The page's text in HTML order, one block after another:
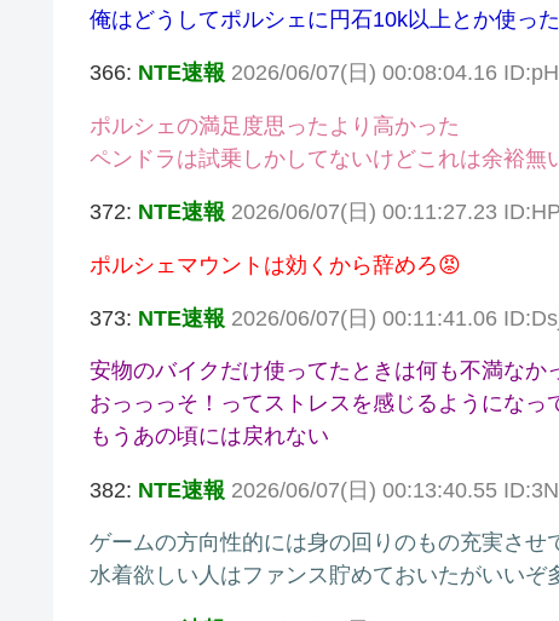
俺はどうしてポルシェに円石10k以上とか使っ
366: NTE速報 2026/06/07(日) 00:08:04.16
ポルシェの満足度思ったより高かった
ペンドラは試乗しかしてないけどこれは余裕無
372: NTE速報 2026/06/07(日) 00:11:27.23
ポルシェマウントは効くから辞めろ😡
373: NTE速報 2026/06/07(日) 00:11:41.06
安物のバイクだけ使ってたときは何も不満な
おっっっそ！ってストレスを感じるようになっ
もうあの頃には戻れない
382: NTE速報 2026/06/07(日) 00:13:40.55
ゲームの方向性的には身の回りのもの充実させ
水着欲しい人はファンス貯めておいたがいいぞ